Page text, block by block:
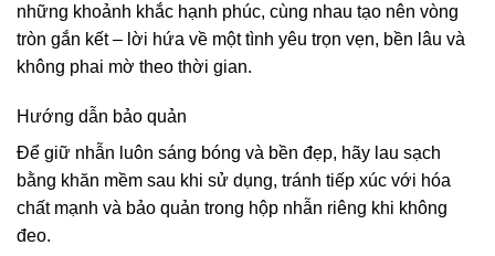
những khoảnh khắc hạnh phúc, cùng nhau tạo nên vòng
tròn gắn kết – lời hứa về một tình yêu trọn vẹn, bền lâu và
không phai mờ theo thời gian.
Hướng dẫn bảo quản
Để giữ nhẫn luôn sáng bóng và bền đẹp, hãy lau sạch
bằng khăn mềm sau khi sử dụng, tránh tiếp xúc với hóa
chất mạnh và bảo quản trong hộp nhẫn riêng khi không
đeo.